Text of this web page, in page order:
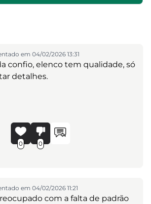
em 04/02/2026 13:31
confio, elenco tem qualidade, só
detalhes.
0 0
em 04/02/2026 11:21
com a falta de padrão